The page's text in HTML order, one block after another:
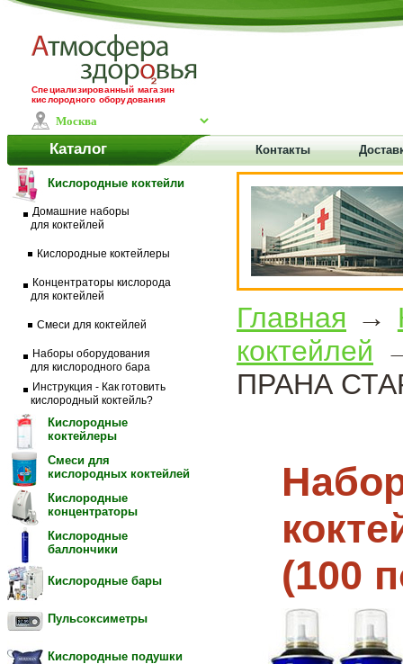
Специализированный магазин
кислородного оборудования
Каталог Контакты
Кислородные коктейли
Домашние наборы
для коктейлей
Кислородные коктейлеры
Концентраторы кислорода
для коктейлей
Смеси для коктейлей
Наборы оборудования
для кислородного бара
Инструкция - Как готовить
кислородный коктейль?
Кислородные
коктейлеры
Смеси для
кислородных коктейлей
Кислородные
концентраторы
Кислородные
баллончики
Кислородные бары
Пульсоксиметры
Кислородные подушки
Главная →
коктейлей
ПРАНА
(100